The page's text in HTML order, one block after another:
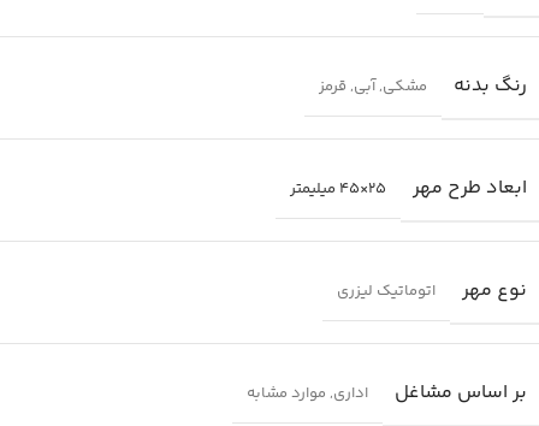
رنگ بدنه مشکی,آبی, قرمز
ابعاد طرح مهر 25×45 میلیمتر
نوع مهر اتوماتیک لیزری
بر اساس مشاغل اداری, موارد مشابه